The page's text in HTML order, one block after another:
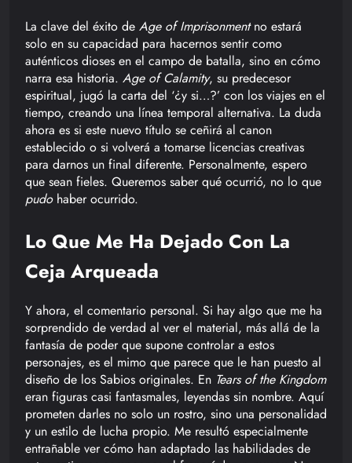
La clave del éxito de Age of Imprisonmentno estará
solo en su capacidad para hacernos sentir como
auténticos dioses en el campo de batalla, sino en cómo
narra esa historia. Age of Calamity, su predecesor
espiritual, jugó la carta del ‘¿y si…?’ con los viajes en el
tiempo, creando una línea temporal alternativa. La duda
ahora es si este nuevo título se ceñirá al canon
establecido o si volverá a tomarse licencias creativas
para darnos un final diferente. Personalmente, espero
que sean fieles. Queremos saber qué ocurrió, no lo que
pudohaber ocurrido.
Lo Que Me Ha Dejado Con La
Ceja Arqueada
Y ahora, el comentario personal. Si hay algo que me ha
sorprendido de verdad al ver el material, más allá de la
fantasía de poder que supone controlar a estos
personajes, es el mimo que parece que le han puesto al
diseño de los Sabios originales. En Tears of the Kingdom
eran figuras casi fantasmales, leyendas sin nombre. Aquí
prometen darles no solo un rostro, sino una personalidad
y un estilo de lucha propio. Me resultó especialmente
entrañable ver cómo han adaptado las habilidades de